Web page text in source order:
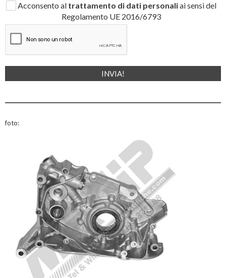
Acconsento al trattamento di dati personaliai sensi del
Regolamento UE 2016/6793
foto: